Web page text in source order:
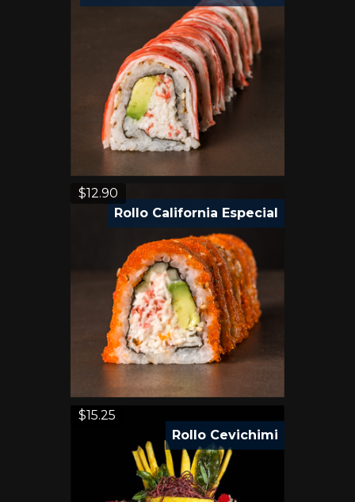
Rollo California Especial
$12.90
Rollo Cevichimi
$15.25